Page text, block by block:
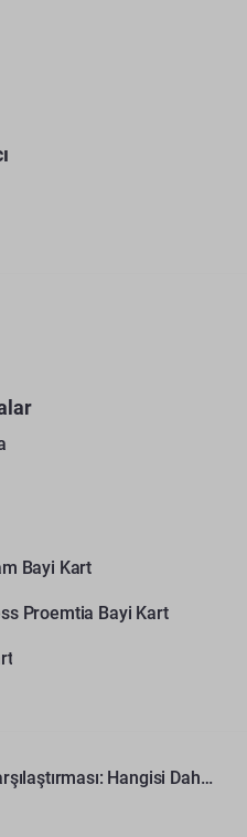
Bayi Kart
Proemtia Bayi Kart
Gazbeton, Tuğla ve Bims Karşılaştırması: Hangisi Daha Avantajlı?